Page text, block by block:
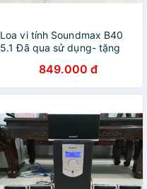
Loa vi tính Soundmax B40
5.1 Đã qua sử dụng- tặng
849.000 đ